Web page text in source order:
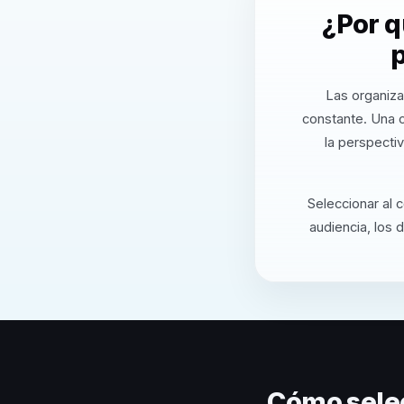
¿Por
Las
constante. Una
la
Seleccionar al
audiencia, los